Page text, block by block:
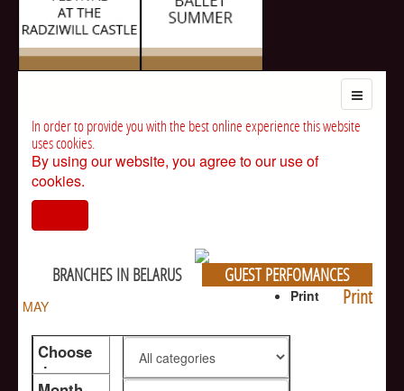
In order to provide you with the best online experience this website
uses cookies.
By using our website, you agree to our use of
cookies.
BRANCHES IN BELARUS GUEST PERFOMANCES
MAY
Choose
the genre
Print
Print